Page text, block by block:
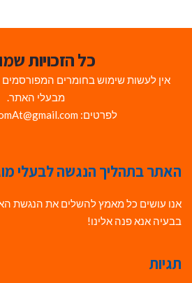
כל הזכויות
אין לעשות שימוש בחומרים
מבעלי האתר.
לפרטים: Avihai.ZoomAt@gmail.com
האתר בתהליך הנגשה לבעלי
אנו עושים כל מאמץ להשלים את הנגשת
בבעיה אנא פנה אלינו!
תגיות